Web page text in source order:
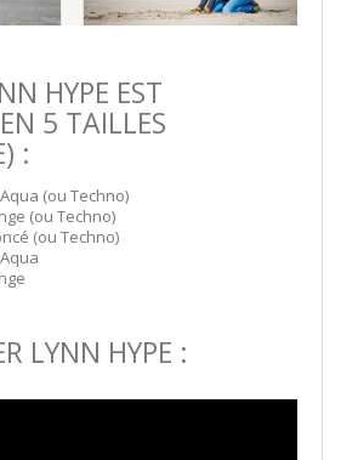
HYPE EST
5 TAILLES
:
(ou Techno)
(ou Techno)
(ou Techno)
LYNN HYPE :